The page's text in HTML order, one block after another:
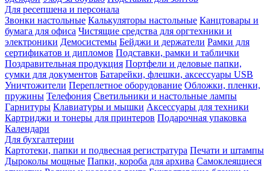
Для ресепшена и персонала
Звонки настольные Калькуляторы настольные Канцтовары и
бумага для офиса Чистящие средства для оргтехники и
электроники Демосистемы Бейджи и держатели Рамки для
сертификатов и дипломов Подставки, рамки и таблички
Поздравительная продукция Портфели и деловые папки,
сумки для документов Батарейки, флешки, аксессуары USB
Уничтожители Переплетное оборудование Обложки, пленки,
пружины Телефония Светильники и настольные лампы
Гарнитуры Клавиатуры и мышки Аксессуары для техники
Картриджи и тонеры для принтеров Подарочная упаковка
Календари
Для бухгалтерии
Картотеки, папки и подвесная регистратура Печати и штампы
Дыроколы мощные Папки, короба для архива Самоклеящиеся